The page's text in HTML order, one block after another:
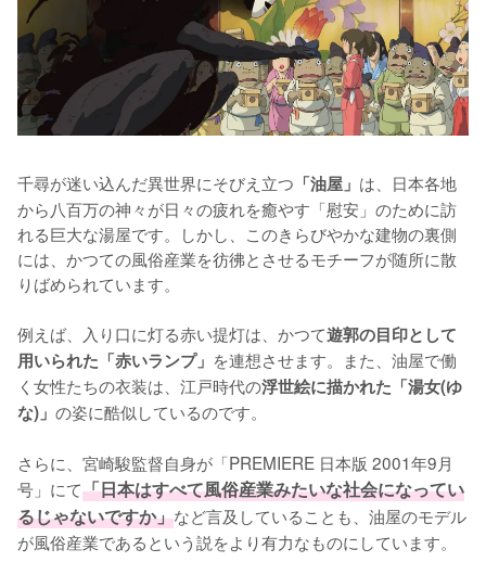
千尋が迷い込んだ異世界にそびえ立つ 「油屋」 は、日本各地
から八百万の神々が日々の疲れを癒やす「慰安」のために訪
れる巨大な湯屋です。しかし、このきらびやかな建物の裏側
には、かつての風俗産業を彷彿とさせるモチーフが随所に散
りばめられています。
例えば、入り口に灯る赤い提灯は、かつて遊郭の目印として
用いられた「赤いランプ」 を連想させます。また、油屋で働
く女性たちの衣装は、江戸時代の浮世絵に描かれた「湯女(ゆ
な)」 の姿に酷似しているのです。
さらに、宮崎駿監督自身が「PREMIERE 日本版 2001年9月
号」にて「日本はすべて風俗産業みたいな社会になってい
るじゃないですか」など言及していることも、油屋のモデル
が風俗産業であるという説をより有力なものにしています。